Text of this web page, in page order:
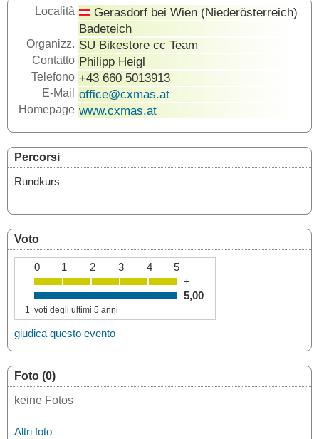
Località
Gerasdorf bei Wien (Niederösterreich)
Badeteich
Organizz. SU Bikestore cc Team
Contatto Philipp Heigl
Telefono +43 660 5013913
E-Mail office@cxmas.at
Homepage www.cxmas.at
Percorsi
Rundkurs
Voto
0 1 2 3 4
5
—
+
5,00
1 voti degli ultimi 5 anni
giudica questo evento
Foto (0)
keine Fotos
Altri foto